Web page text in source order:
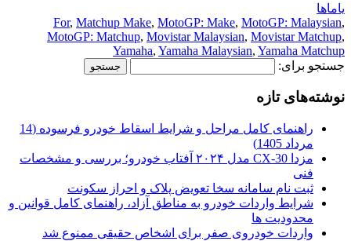
یاماها
For, Matchup Make, MotoGP: Make, MotoGP: Malaysian,
MotoGP: Matchup, Movistar Malaysian, Movistar Matchup,
Yamaha, Yamaha Malaysian, Yamaha Matchup
جستجو برای:
نوشته‌های تازه
راهنمای کامل مراحل و شرایط اسقاط خودرو فرسوده (14
مرداد 1405)
مزدا CX-30 مدل ۲۰۲۴ آفتاب خودرو؛ بررسی و مشخصات
فنی
ثبت نام سامانه سخا تعویض پلاک و احراز سکونت
شرایط واردات خودرو به مناطق آزاد، راهنمای کامل قوانین و
محدودیت ها
واردات خودروی صفر برای اشخاص حقیقی ممنوع شد